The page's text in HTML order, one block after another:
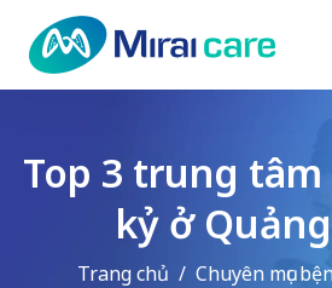
Top 3 trung
kỷ ở
Trang chủ Chuyên mục